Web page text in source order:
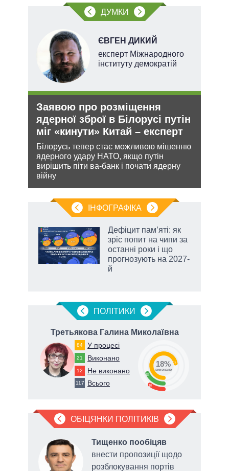
ДУМКИ
ЄВГЕН ДИКИЙ
експерт Міжнародного
інституту демократій
Заявою про розміщення
ядерної зброї в Білорусі путін
міг «кинути» Китай – експерт
Білорусь тепер стає можливою мішенню
ядерного удару НАТО, якщо путін
вирішить піти ва-банк і почати ядерну
війну
ІНФОГРАФІКА
Дефіцит пам’яті: як
зріс попит на чипи за
останні роки і що
прогнозують на 2027-
й
ПОЛIТИКИ
Третьякова Галина Миколаївна
84 У процесі
21 Виконано
12 Не виконано
117 Всього 10
18
72
18%
виконано
ОБІЦЯНКИ ПОЛІТИКІВ
Тищенко пообіцяв
внести пропозиції щодо
розблокування портів